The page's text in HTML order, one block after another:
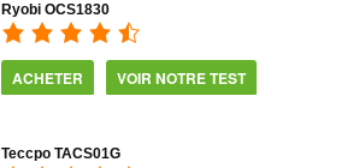
Ryobi OCS1830
ACHETER VOIR NOTRE TEST
Teccpo TACS01G